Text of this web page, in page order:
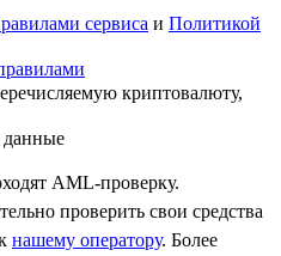
сервиса и Политикой
криптовалюту,
данные
AML-проверку.
проверить свои средства
нашему оператору. Более